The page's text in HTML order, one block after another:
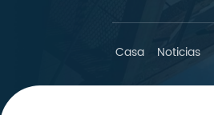
Casa Noticias